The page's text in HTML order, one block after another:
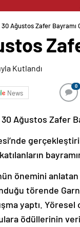
Ağustos Zafer Bayramı
News
0
Ağustos Zafer
önemini
törende
yaptı.
ödüllerinin